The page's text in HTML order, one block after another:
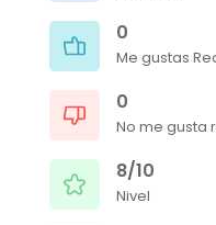
0
Me gustas
0
No me gusta
8/10
Nivel